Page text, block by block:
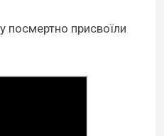
посмертно присвоїли